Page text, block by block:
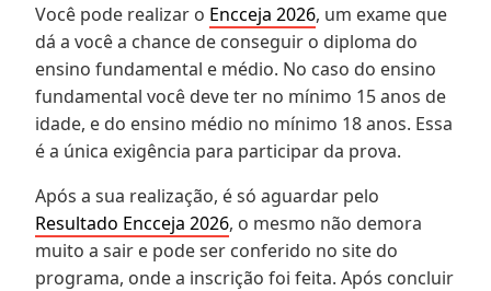
Você pode realizar o Encceja 2026, um exame que
dá a você a chance de conseguir o diploma do
ensino fundamental e médio. No caso do ensino
fundamental você deve ter no mínimo 15 anos de
idade, e do ensino médio no mínimo 18 anos. Essa
é a única exigência para participar da prova.
Após a sua realização, é só aguardar pelo
Resultado Encceja 2026, o mesmo não demora
muito a sair e pode ser conferido no site do
programa, onde a inscrição foi feita. Após concluir